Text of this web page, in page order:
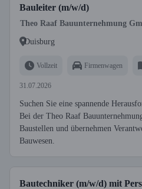
Bauleiter (m/w/d)
Theo Raaf Bauunternehmung
Duisburg
Vollzeit Firmenwagen
31.07.2026
Suchen Sie eine spannende
Bei der Theo Raaf
Baustellen und übernehmen
Bauwesen.
Bautechniker (m/w/d) mit